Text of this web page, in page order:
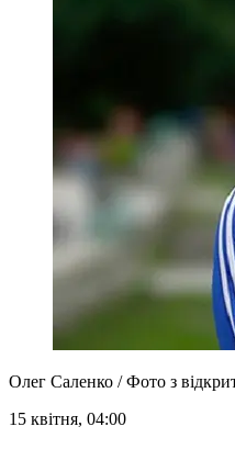
Олег Саленко / Фото з
15 квітня, 04:00